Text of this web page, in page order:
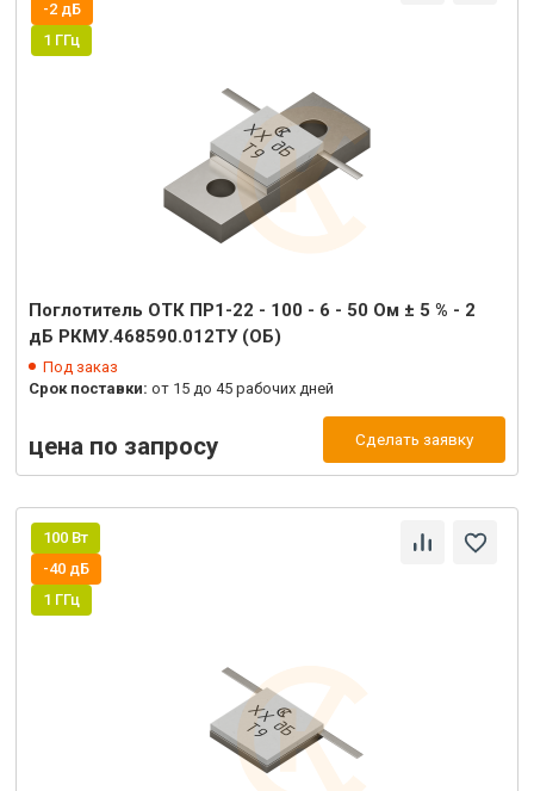
-2 дБ
1 ГГц
Поглотитель ОТК ПР1-22 - 100 - 6 - 50 Ом ± 5 % - 2
дБ РКМУ.468590.012ТУ (ОБ)
Под заказ
Срок поставки:от 15 до 45 рабочих дней
цена по запросу Сделать заявку
100 Вт
-40 дБ
1 ГГц